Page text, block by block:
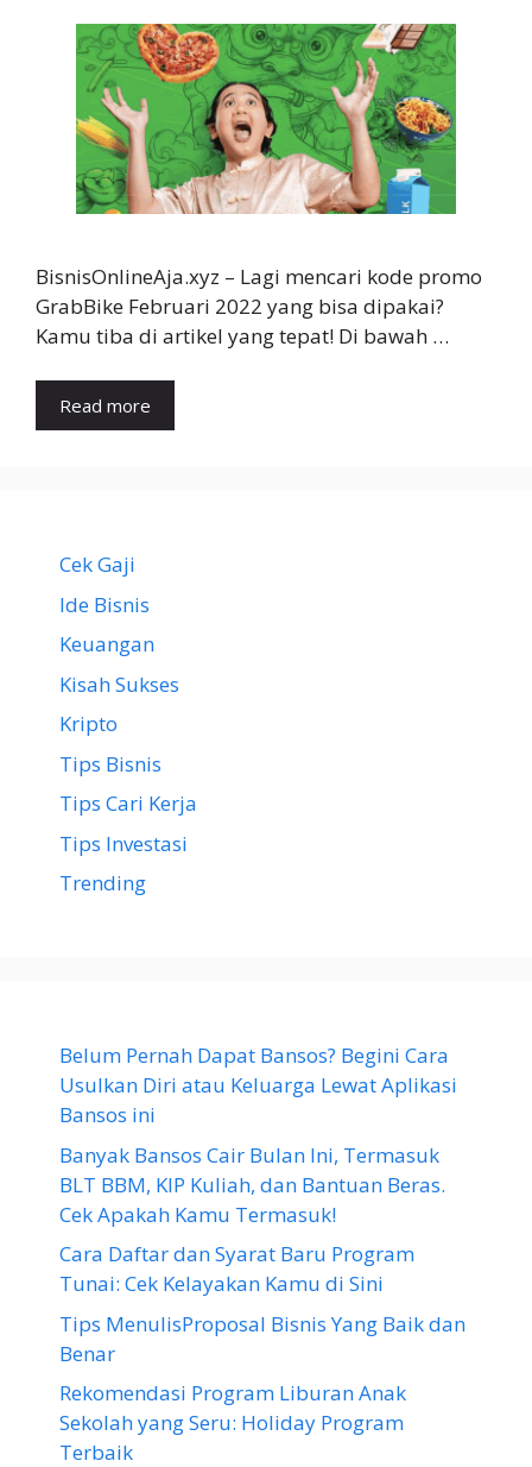
BisnisOnlineAja.xyz – Lagi mencari kode promo
GrabBike Februari 2022 yang bisa dipakai?
Kamu tiba di artikel yang tepat! Di bawah …
Read more
Cek Gaji
Ide Bisnis
Keuangan
Kisah Sukses
Kripto
Tips Bisnis
Tips Cari Kerja
Tips Investasi
Trending
Belum Pernah Dapat Bansos? Begini Cara
Usulkan Diri atau Keluarga Lewat Aplikasi
Bansos ini
Banyak Bansos Cair Bulan Ini, Termasuk
BLT BBM, KIP Kuliah, dan Bantuan Beras.
Cek Apakah Kamu Termasuk!
Cara Daftar dan Syarat Baru Program
Tunai: Cek Kelayakan Kamu di Sini
Tips MenulisProposal Bisnis Yang Baik dan
Benar
Rekomendasi Program Liburan Anak
Sekolah yang Seru: Holiday Program
Terbaik